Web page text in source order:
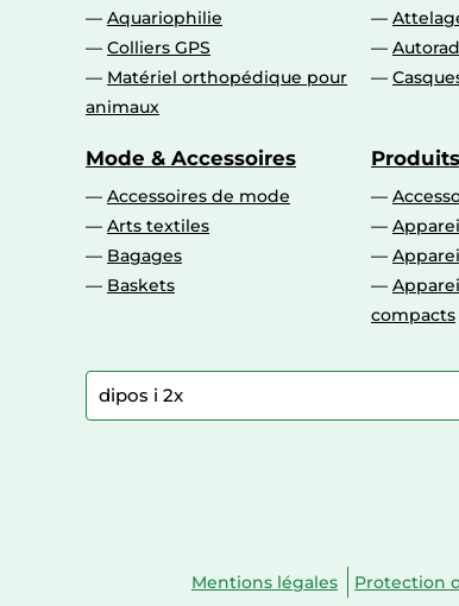
Aquariophilie
Colliers GPS
Matériel orthopédique pour
animaux
Mode & Accessoires
Accessoires de mode
Arts textiles
Bagages
Baskets
compacts
Mentions légales Protection